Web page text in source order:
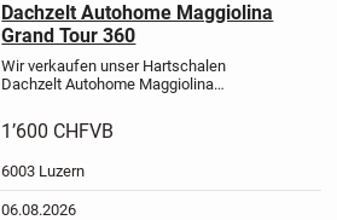
Dachzelt Autohome Maggiolina
Grand Tour 360
Wir verkaufen unser Hartschalen
Dachzelt Autohome Maggiolina
das Dachzelt im März 2025 gekauft
(Rechnung vorhanden) und bei
Aufgrund...
1’600 CHFVB
6003 Luzern
06.08.2026